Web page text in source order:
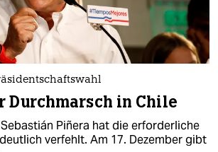
Durchmarsch in Chile
Piñera hat die erforderliche
verfehlt. Am 17. Dezember gibt